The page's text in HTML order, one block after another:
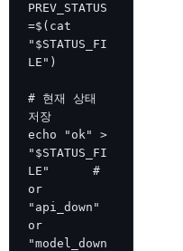
PREV_STATUS
=$(cat
"$STATUS_FI
LE")
# 현재 상태
저장
echo "ok" >
"$STATUS_FI
LE"      #
or
"api_down"
or
"model_down